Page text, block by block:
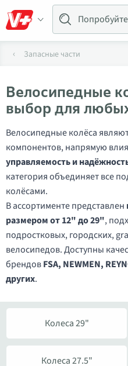
Запасные части
Велосипедные
выбор для
Велосипедные колёса
компонентов, напрямую
управляемость и
категория объединяет все
колёсами.
В ассортименте представлен
размером от 12" до 29",
подростковых, городских,
велосипедов. Доступны
брендовFSA, NEWMEN,
других.
Колеса 29"
Колеса 27.5"